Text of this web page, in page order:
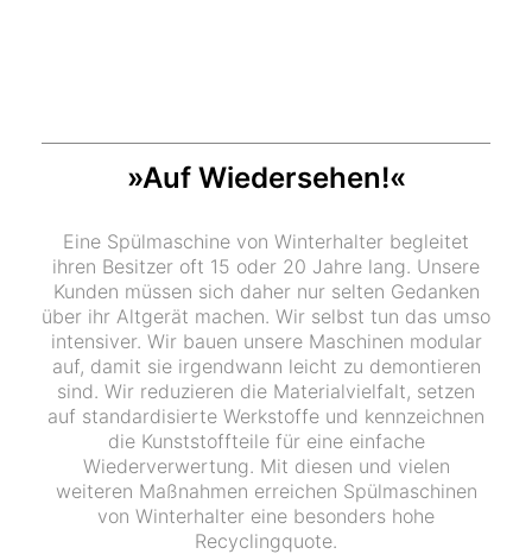
»Auf Wiedersehen!«
Eine Spülmaschine von Winterhalter begleitet
ihren Besitzer oft 15 oder 20 Jahre lang. Unsere
Kunden müssen sich daher nur selten Gedanken
über ihr Altgerät machen. Wir selbst tun das umso
intensiver. Wir bauen unsere Maschinen modular
auf, damit sie irgendwann leicht zu demontieren
sind. Wir reduzieren die Materialvielfalt, setzen
auf standardisierte Werkstoffe und kennzeichnen
die Kunststoffteile für eine einfache
Wiederverwertung. Mit diesen und vielen
weiteren Maßnahmen erreichen Spülmaschinen
von Winterhalter eine besonders hohe
Recyclingquote.